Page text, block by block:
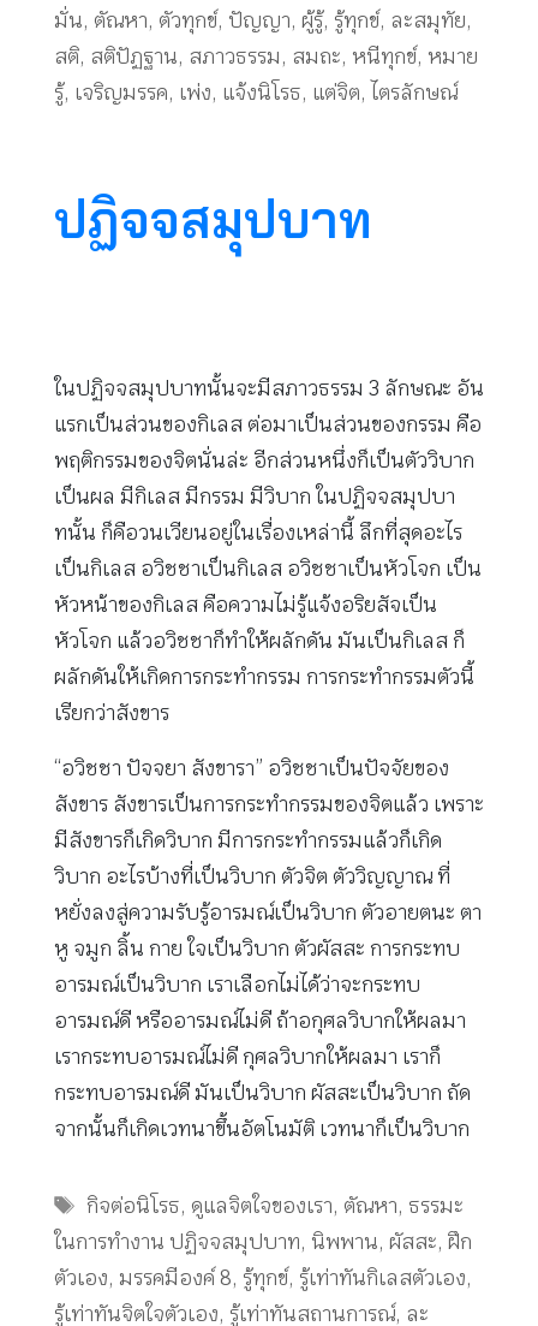
มั่น, ตัณหา, ตัวทุกข์, ปัญญา, ผู้รู้, รู้ทุกข์, ละสมุทัย,
สติ, สติปัฏฐาน, สภาวธรรม, สมถะ, หนีทุกข์, หมาย
รู้, เจริญมรรค, เพ่ง, แจ้งนิโรธ, แต่จิต, ไตรลักษณ์
ปฏิจจสมุปบาท
ในปฏิจจสมุปบาทนั้นจะมีสภาวธรรม 3 ลักษณะ อัน
แรกเป็นส่วนของกิเลส ต่อมาเป็นส่วนของกรรม คือ
พฤติกรรมของจิตนั่นล่ะ อีกส่วนหนึ่งก็เป็นตัววิบาก
เป็นผล มีกิเลส มีกรรม มีวิบาก ในปฏิจจสมุปบา
ทนั้น ก็คือวนเวียนอยู่ในเรื่องเหล่านี้ ลึกที่สุดอะไร
เป็นกิเลส อวิชชาเป็นกิเลส อวิชชาเป็นหัวโจก เป็น
หัวหน้าของกิเลส คือความไม่รู้แจ้งอริยสัจเป็น
หัวโจก แล้วอวิชชาก็ทำให้ผลักดัน มันเป็นกิเลส ก็
ผลักดันให้เกิดการกระทำกรรม การกระทำกรรมตัวนี้
เรียกว่าสังขาร
“อวิชชา ปัจจยา สังขารา” อวิชชาเป็นปัจจัยของ
สังขาร สังขารเป็นการกระทำกรรมของจิตแล้ว เพราะ
มีสังขารก็เกิดวิบาก มีการกระทำกรรมแล้วก็เกิด
วิบาก อะไรบ้างที่เป็นวิบาก ตัวจิต ตัววิญญาณ ที่
หยั่งลงสู่ความรับรู้อารมณ์เป็นวิบาก ตัวอายตนะ ตา
หู จมูก ลิ้น กาย ใจเป็นวิบาก ตัวผัสสะ การกระทบ
อารมณ์เป็นวิบาก เราเลือกไม่ได้ว่าจะกระทบ
อารมณ์ดี หรืออารมณ์ไม่ดี ถ้าอกุศลวิบากให้ผลมา
เรากระทบอารมณ์ไม่ดี กุศลวิบากให้ผลมา เราก็
กระทบอารมณ์ดี มันเป็นวิบาก ผัสสะเป็นวิบาก ถัด
จากนั้นก็เกิดเวทนาขึ้นอัตโนมัติ เวทนาก็เป็นวิบาก
Tags
กิจต่อนิโรธ, ดูแลจิตใจของเรา, ตัณหา, ธรรมะ
ในการทำงาน ปฏิจจสมุปบาท, นิพพาน, ผัสสะ, ฝึก
ตัวเอง, มรรคมีองค์ 8, รู้ทุกข์, รู้เท่าทันกิเลสตัวเอง,
รู้เท่าทันจิตใจตัวเอง, รู้เท่าทันสถานการณ์, ละ